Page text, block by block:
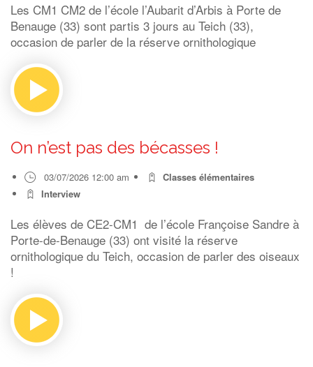
Les CM1 CM2 de l’école l’Aubarit d’Arbis à Porte de
Benauge (33) sont partis 3 jours au Teich (33),
occasion de parler de la réserve ornithologique
On n’est pas des bécasses !
03/07/2026 12:00 am
Classes élémentaires
Interview
Les élèves de CE2-CM1 de l’école Françoise Sandre à
Porte-de-Benauge (33) ont visité la réserve
ornithologique du Teich, occasion de parler des oiseaux
!